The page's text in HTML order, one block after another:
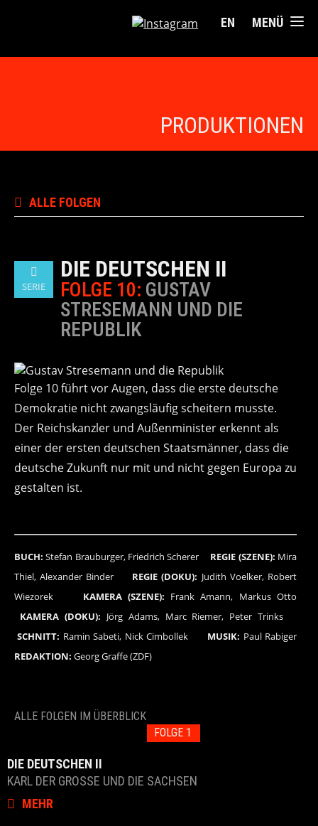
EN MENÜ
PRODUKTIONEN
ALLE FOLGEN
SERIE
DIE DEUTSCHEN II
FOLGE 10: GUSTAV
STRESEMANN UND DIE
REPUBLIK
Folge 10 führt vor Augen, dass die erste deutsche
Demokratie nicht zwangsläufig scheitern musste.
Der Reichskanzler und Außenminister erkennt als
einer der ersten deutschen Staatsmänner, dass die
deutsche Zukunft nur mit und nicht gegen Europa zu
gestalten ist.
BUCH: Stefan Brauburger, Friedrich Scherer REGIE (SZENE): Mira
Thiel, Alexander Binder REGIE (DOKU): Judith Voelker, Robert
Wiezorek KAMERA (SZENE): Frank Amann, Markus Otto
KAMERA (DOKU): Jörg Adams, Marc Riemer, Peter Trinks
SCHNITT: Ramin Sabeti, Nick Cimbollek MUSIK: Paul Rabiger
REDAKTION: Georg Graffe (ZDF)
ALLE FOLGEN IM ÜBERBLICK
FOLGE 1
DIE DEUTSCHEN II
KARL DER GROSSE UND DIE SACHSEN
MEHR